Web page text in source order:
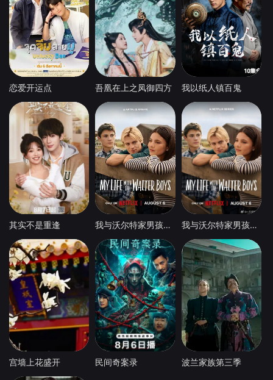
恋爱开运点 吾凰在上之凤御四方 我以纸人镇百鬼
其实不是重逢 我与沃尔特家男孩的生活第三季 我与沃尔特家男孩的生活 第三季
宫墙上花盛开 民间奇案录 波兰家族第三季